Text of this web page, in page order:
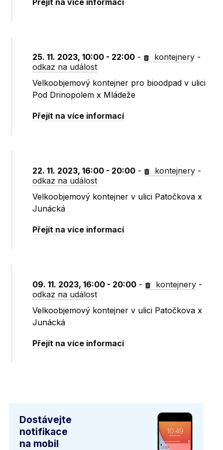
Přejít na více informací
25. 11. 2023, 10:00 - 22:00 - kontejnery -
odkaz na událost
Velkoobjemový kontejner pro bioodpad v ulici
Pod Drinopolem x Mládeže
Přejít na více informací
22. 11. 2023, 16:00 - 20:00 - kontejnery -
odkaz na událost
Velkoobjemový kontejner v ulici Patočkova x
Junácká
Přejít na více informací
09. 11. 2023, 16:00 - 20:00 - kontejnery -
odkaz na událost
Velkoobjemový kontejner v ulici Patočkova x
Junácká
Přejít na více informací
Dostávejte
notifikace
na mobil